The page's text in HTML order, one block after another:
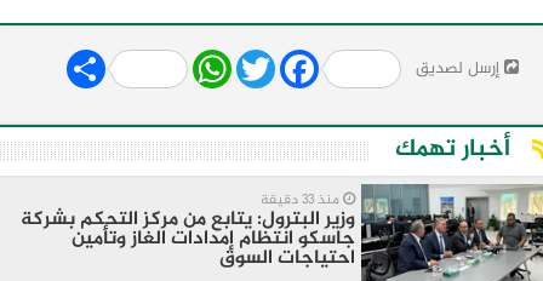
إرسل لصديق Share WhatsApp
Twitter Facebook
أخبار تهمك
منذ 33 دقيقة
وزير البترول: يتابع من مركز التحكم بشركة
جاسكو انتظام إمدادات الغاز وتأمين
احتياجات السوق